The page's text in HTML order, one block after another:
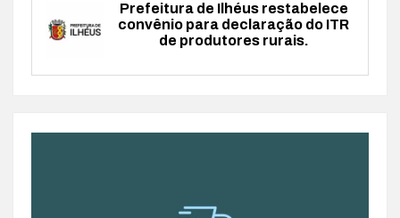
Prefeitura de Ilhéus restabelece
convênio para declaração do ITR
de produtores rurais.